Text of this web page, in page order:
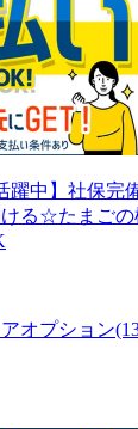
躍中】社保完
る☆たまごの
オプション